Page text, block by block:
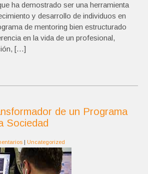
ha demostrado ser una herramienta
y desarrollo de individuos en
de mentoring bien estructurado
en la vida de un profesional,
[…]
de un Programa
Sociedad
| Uncategorized